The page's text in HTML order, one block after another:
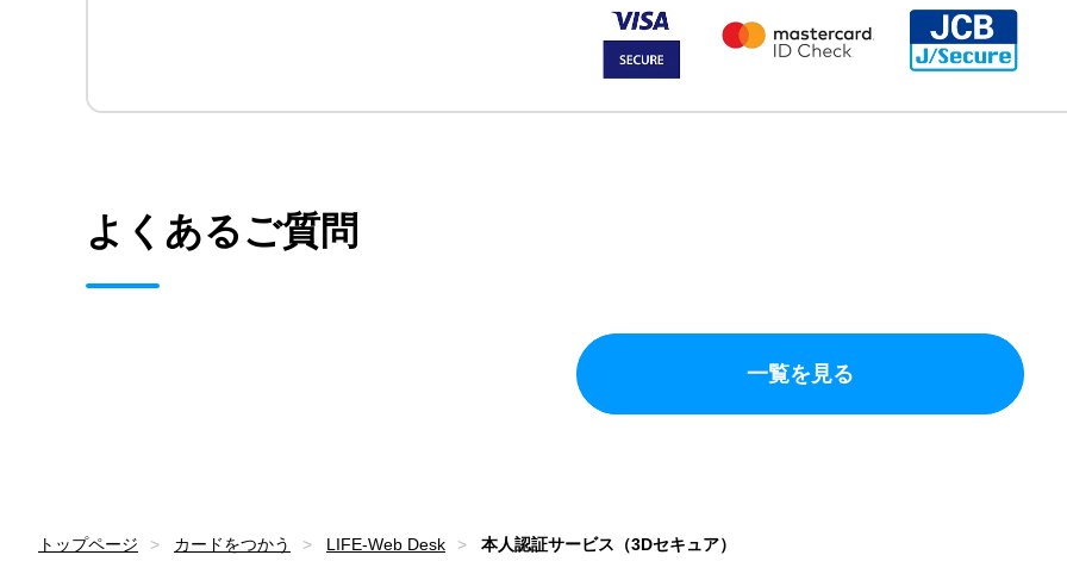
よくあるご質問
一覧を見る
トップページ カードをつかう LIFE-Web Desk 本人認証サービス（3Dセキュア）